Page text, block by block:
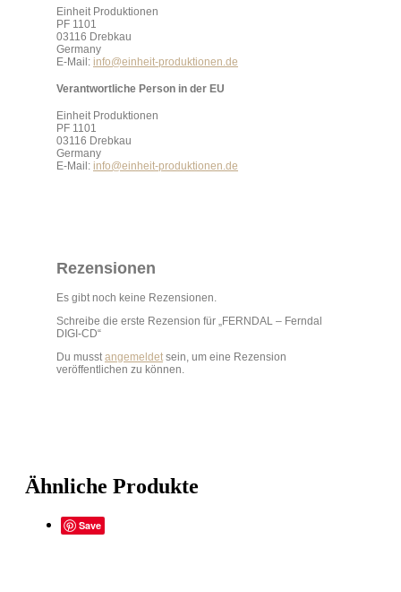
Einheit Produktionen
PF 1101
03116 Drebkau
Germany
E-Mail: info@einheit-produktionen.de
Verantwortliche Person in der EU
Einheit Produktionen
PF 1101
03116 Drebkau
Germany
E-Mail: info@einheit-produktionen.de
Rezensionen
Es gibt noch keine Rezensionen.
Schreibe die erste Rezension für „FERNDAL – Ferndal
DIGI-CD“
Du musstangemeldetsein, um eine Rezension
veröffentlichen zu können.
Ähnliche Produkte
Save